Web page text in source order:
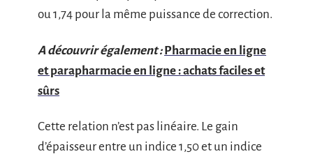
ou 1,74 pour la même puissance de correction.
A découvrir également : Pharmacie en ligne
et parapharmacie en ligne : achats faciles et
sûrs
Cette relation n’est pas linéaire. Le gain
d’épaisseur entre un indice 1,50 et un indice